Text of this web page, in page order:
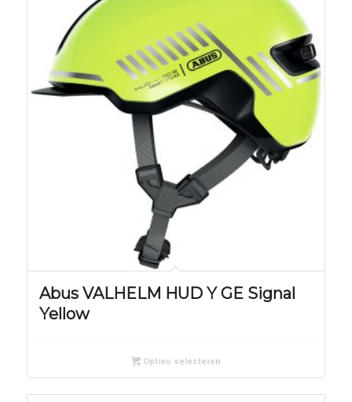
Abus VALHELM HUD Y GE Signal
Yellow
Opties selecteren